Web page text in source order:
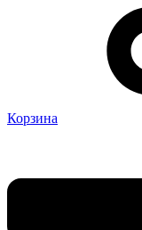
Корзина